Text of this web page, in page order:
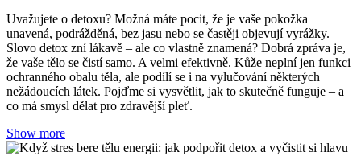
Uvažujete o detoxu? Možná máte pocit, že je vaše pokožka
unavená, podrážděná, bez jasu nebo se častěji objevují vyrážky.
Slovo detox zní lákavě – ale co vlastně znamená? Dobrá zpráva je,
že vaše tělo se čistí samo. A velmi efektivně. Kůže neplní jen funkci
ochranného obalu těla, ale podílí se i na vylučování některých
nežádoucích látek. Pojďme si vysvětlit, jak to skutečně funguje – a
co má smysl dělat pro zdravější pleť.
Show more